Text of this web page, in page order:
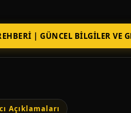
| GÜNCEL BILGILER VE
Açıklamaları